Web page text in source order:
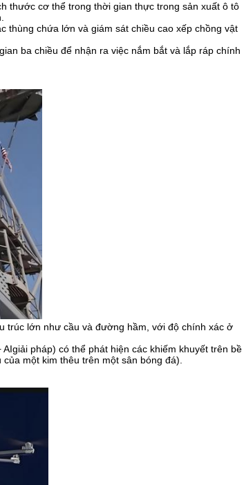
thước cơ thể trong thời gian thực trong sản xuất ô tô
thùng chứa lớn và giám sát chiều cao xếp chồng vật
ba chiều để nhận ra việc nắm bắt và lắp ráp chính
trúc lớn như cầu và đường hầm, với độ chính xác ở
AIgiải pháp) có thể phát hiện các khiếm khuyết trên bề
một kim thêu trên một sân bóng đá).